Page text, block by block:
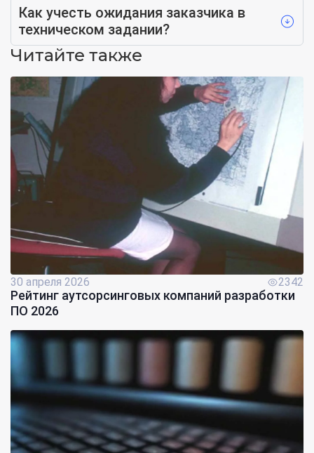
Как учесть ожидания заказчика в
техническом задании?
Читайте также
30 апреля 2026 2342
Рейтинг аутсорсинговых компаний разработки
ПО 2026